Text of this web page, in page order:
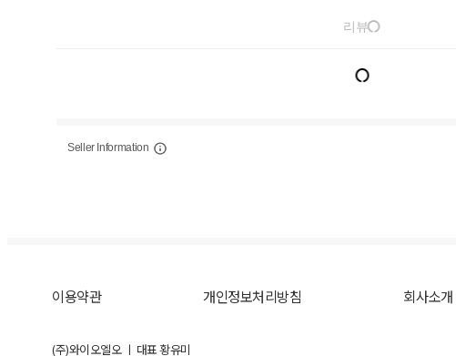
리뷰
Seller Information
이용약관 개인정보처리방침 회사소개
(주)와이오엘오 ㅣ 대표 황유미